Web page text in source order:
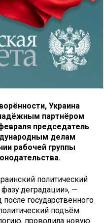
Украина
партнёром
председатель
делам
рабочей группы
.
политический
деградации», —
государственного
подъём:
проводила новую